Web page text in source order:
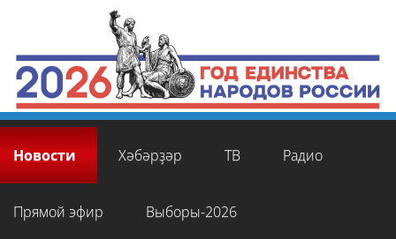
Новости Хәбәрҙәр ТВ Радио
Прямой эфир Выборы-2026